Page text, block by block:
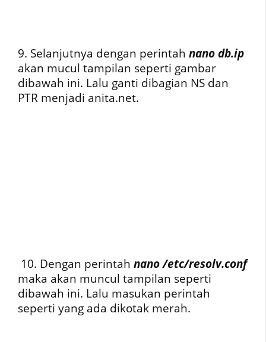
9. Selanjutnya dengan perintah nano db.ip
akan mucul tampilan seperti gambar
dibawah ini. Lalu ganti dibagian NS dan
PTR menjadi anita.net.
10. Dengan perintah nano /etc/resolv.conf
maka akan muncul tampilan seperti
dibawah ini. Lalu masukan perintah
seperti yang ada dikotak merah.